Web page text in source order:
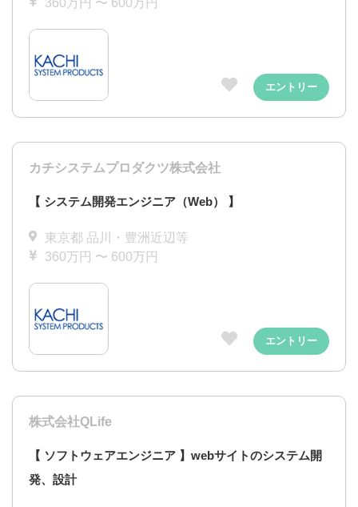
360万円 〜 600万円
エントリー
カチシステムプロダクツ株式会社
【 システム開発エンジニア（Web） 】
東京都 品川・豊洲近辺等
360万円 〜 600万円
エントリー
株式会社QLife
【 ソフトウェアエンジニア 】webサイトのシステム開
発、設計